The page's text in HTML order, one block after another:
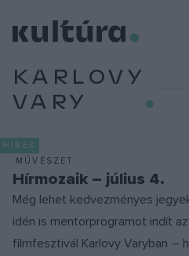
KARLOVY
VARY
HÍREK
MŰVÉSZET
Hírmozaik – július 4.
Még lehet kedvezményes
idén is mentorprogramot indít
filmfesztivál Karlovy Varyban –